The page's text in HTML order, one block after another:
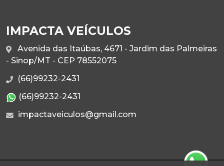
IMPACTA VEÍCULOS
Avenida das Itaúbas, 4671 - Jardim das Palmeiras
- Sinop/MT - CEP 78552075
(66)99232-2431
(66)99232-2431
impactaveiculos@gmail.com